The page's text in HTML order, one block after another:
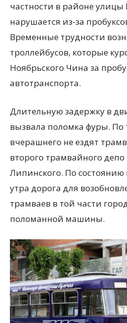
частности в районе
нарушается из-за
Временные трудности
троллейбусов, которые
Ноябрьского Чина за
автотранспорта.
Длительную задержку в
вызвала поломка фуры. По
вчерашнего не ездят
второго трамвайного депо
Липинского. По состоянию
утра дорога для
трамваев в той части
поломанной машины.